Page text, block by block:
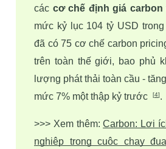
các cơ chế định giá carbon
mức kỷ lục 104 tỷ USD
đã có 75 cơ chế carbon
trên toàn thế giới, bao phủ
lượng phát thải toàn cầu -
mức 7% một thập kỷ trước
[4].
>>> Xem thêm: Carbon: Lợi
nghiệp trong cuộc chạy